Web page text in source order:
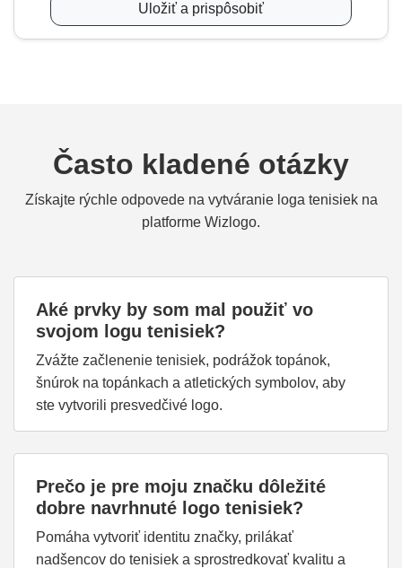
Uložiť a prispôsobiť
Často kladené otázky
Získajte rýchle odpovede na vytváranie loga tenisiek na
platforme Wizlogo.
Aké prvky by som mal použiť vo
svojom logu tenisiek?
Zvážte začlenenie tenisiek, podrážok topánok,
šnúrok na topánkach a atletických symbolov, aby
ste vytvorili presvedčivé logo.
Prečo je pre moju značku dôležité
dobre navrhnuté logo tenisiek?
Pomáha vytvoriť identitu značky, prilákať
nadšencov do tenisiek a sprostredkovať kvalitu a